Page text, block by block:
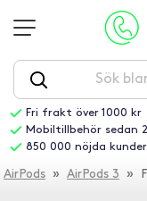
Fri frakt över 1000 kr
Mobiltillbehör sedan
850 000 nöjda kunder
AirPods » AirPods 3 »